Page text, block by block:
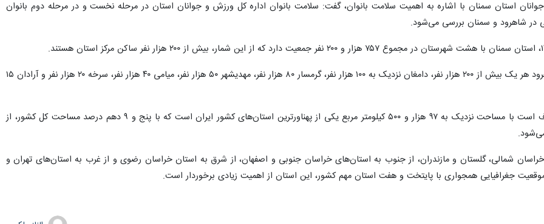
استان سمنان با اشاره به اهمیت سلامت بانوان، گفت: سلامت بانوان اداره کل ورزش و جوانان استان در مرحله نخست و در مرحله دوم بانوان
در شاهرود و سمنان بررسی می‌شود.
ملی دارت کشور در سمنان آغاز شد
و توانیابان سمنان باشد